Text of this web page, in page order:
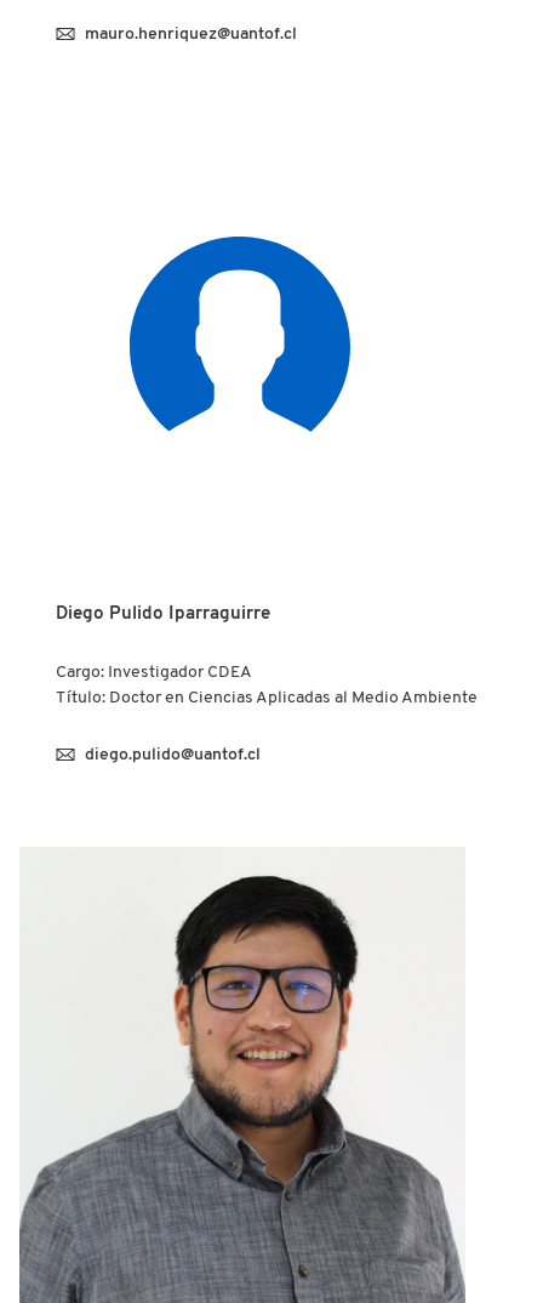
mauro.henriquez@uantof.cl
Diego Pulido Iparraguirre
Cargo: Investigador CDEA
Título: Doctor en Ciencias Aplicadas al Medio Ambiente
diego.pulido@uantof.cl